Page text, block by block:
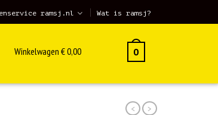
ramsj.nl Wat is ramsj?
Winkelwagen €0,00 0
< >